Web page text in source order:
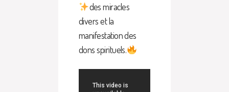
des miracles
divers et la
manifestation des
dons spirituels.